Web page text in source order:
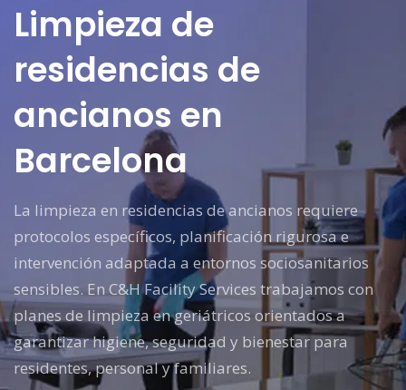
Limpieza de
residencias de
ancianos en
Barcelona
La limpieza en residencias de ancianos requiere
protocolos específicos, planificación rigurosa e
intervención adaptada a entornos sociosanitarios
sensibles. En C&H Facility Services trabajamos con
planes de limpieza en geriátricos orientados a
garantizar higiene, seguridad y bienestar para
residentes, personal y familiares.